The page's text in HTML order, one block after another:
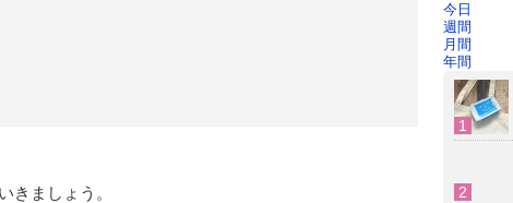
きましょう。
今日
週間
月間
年間